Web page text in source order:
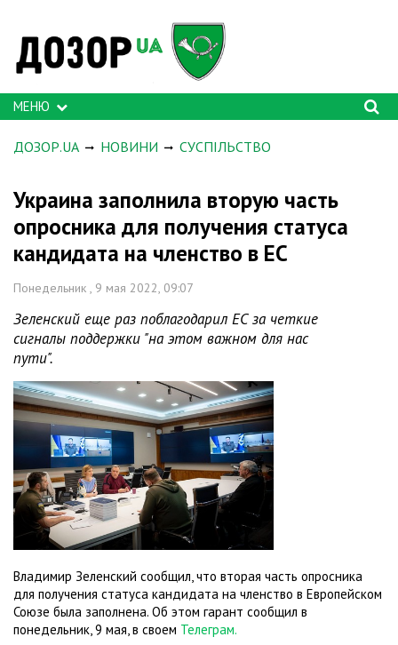
МЕНЮ
ДОЗОР.UA НОВИНИ СУСПІЛЬСТВО
Украина заполнила вторую часть
опросника для получения статуса
кандидата на членство в ЕС
Понедельник , 9 мая 2022, 09:07
Зеленский еще раз поблагодарил ЕС за четкие
сигналы поддержки "на этом важном для нас
пути".
Владимир Зеленский сообщил, что вторая часть опросника
для получения статуса кандидата на членство в Европейском
Союзе была заполнена. Об этом гарант сообщил в
понедельник, 9 мая, в своем Телеграм.